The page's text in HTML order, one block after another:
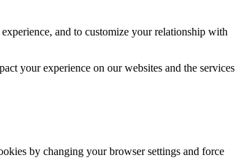
and to customize your relationship with
your experience on our websites and the services
by changing your browser settings and force